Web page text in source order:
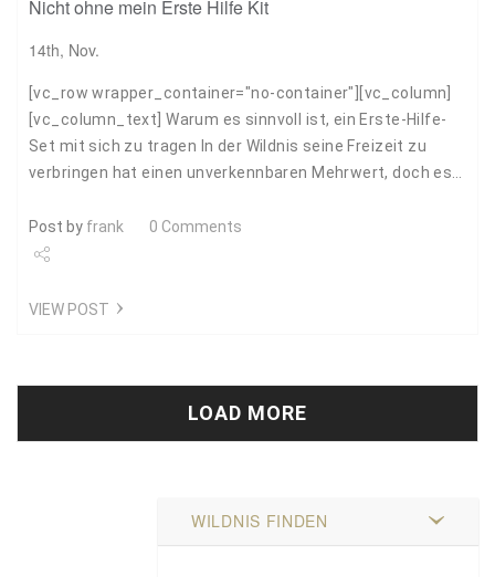
Nicht ohne mein Erste Hilfe Kit
14th, Nov.
[vc_row wrapper_container="no-container"][vc_column]
[vc_column_text] Warum es sinnvoll ist, ein Erste-Hilfe-
Set mit sich zu tragen In der Wildnis seine Freizeit zu
verbringen hat einen unverkennbaren Mehrwert, doch es…
Post by frank 0 Comments
VIEW POST
LOAD MORE
WILDNIS FINDEN